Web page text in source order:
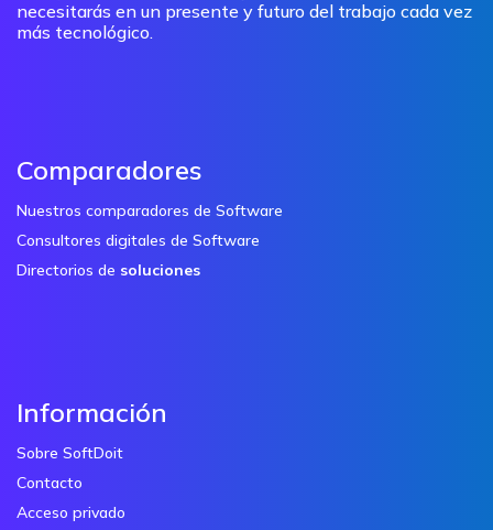
necesitarás en un presente y futuro del trabajo cada vez
más tecnológico.
Comparadores
Nuestros comparadores de Software
Consultores digitales de Software
Directorios de soluciones
Información
Sobre SoftDoit
Contacto
Acceso privado